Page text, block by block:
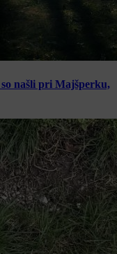
našli pri Majšperku,